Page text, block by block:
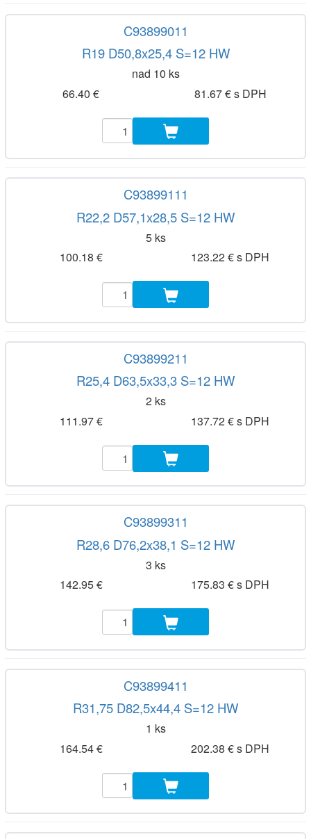
C93899011
R19 D50,8x25,4 S=12 HW
nad 10 ks
66.40 €
81.67 € s DPH
C93899111
R22,2 D57,1x28,5 S=12 HW
5 ks
100.18 €
123.22 € s DPH
C93899211
R25,4 D63,5x33,3 S=12 HW
2 ks
111.97 €
137.72 € s DPH
C93899311
R28,6 D76,2x38,1 S=12 HW
3 ks
142.95 €
175.83 € s DPH
C93899411
R31,75 D82,5x44,4 S=12 HW
1 ks
164.54 €
202.38 € s DPH